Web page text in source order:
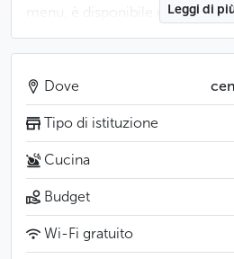
menu, è disponibile un piatto
selezione dell migliori pietanze,
versione "carnivora".
Il Malý Buddha è un luogo
non solo grazie ai suoi interni,
del servizio. È uno di quei
completamente il tempo e
dalla magia del momento in
gastronomica. Per tirarvi fuori
avrete sicuramente bisogno di
vietnamita con latte
Leggi di
Dove
Tipo di istituzione
Cucina
Budget
Wi-Fi gratuito